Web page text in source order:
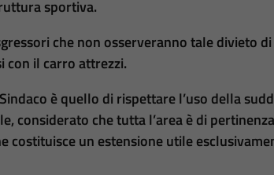
sportiva.
che non osserveranno tale divieto
con il carro attrezzi.
è quello di rispettare l’uso della
considerato che tutta l’area è di
costituisce un estensione utile